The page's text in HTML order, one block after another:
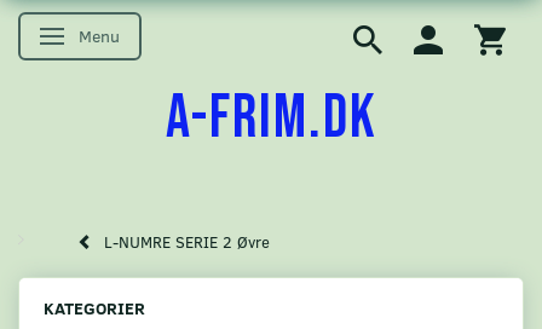
Skifte navigation
Menu
A-FRIM.DK
L-NUMRE SERIE 2 Øvre
KATEGORIER